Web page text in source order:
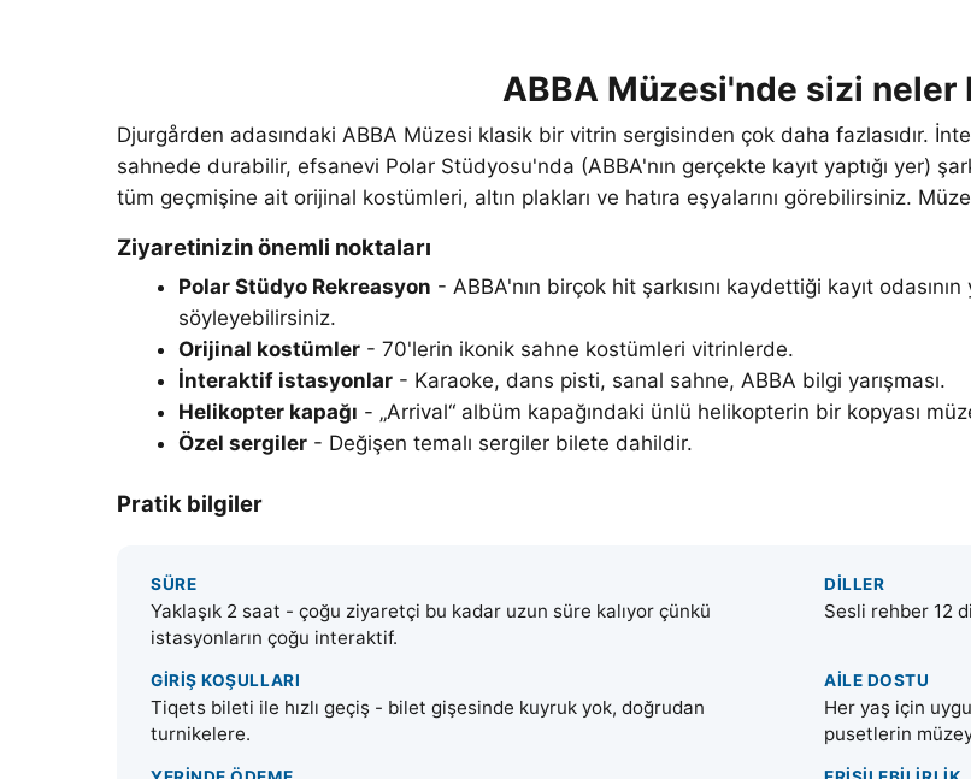
ABBA Müzesi'nde sizi neler
Djurgården adasındaki ABBA Müzesi klasik bir vitrin sergisinden çok daha fazlasıdır.
sahnede durabilir, efsanevi Polar Stüdyosu'nda (ABBA'nın gerçekte kayıt yaptığı yer)
tüm geçmişine ait orijinal kostümleri, altın plakları ve hatıra eşyalarını görebilirsiniz.
Ziyaretinizin önemli noktaları
Polar Stüdyo Rekreasyon - ABBA'nın birçok hit şarkısını kaydettiği kayıt
söyleyebilirsiniz.
Orijinal kostümler - 70'lerin ikonik sahne kostümleri vitrinlerde.
İnteraktif istasyonlar - Karaoke, dans pisti, sanal sahne, ABBA bilgi yarışması.
Helikopter kapağı - „Arrival“ albüm kapağındaki ünlü helikopterin bir kopyası
Özel sergiler - Değişen temalı sergiler bilete dahildir.
Pratik bilgiler
SÜRE
Yaklaşık 2 saat - çoğu ziyaretçi bu kadar uzun süre kalıyor çünkü
istasyonların çoğu interaktif.
DILLER
Sesli rehber 12
GIRIŞ KOŞULLARI
Tiqets bileti ile hızlı geçiş - bilet gişesinde kuyruk yok, doğrudan
turnikelere.
AILE DOSTU
Her yaş için
pusetlerin